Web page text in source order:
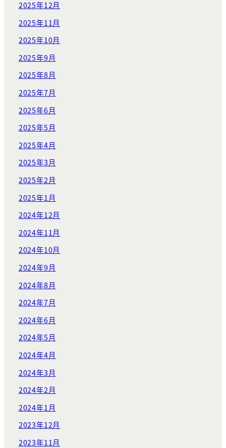
2025年12月
2025年11月
2025年10月
2025年9月
2025年8月
2025年7月
2025年6月
2025年5月
2025年4月
2025年3月
2025年2月
2025年1月
2024年12月
2024年11月
2024年10月
2024年9月
2024年8月
2024年7月
2024年6月
2024年5月
2024年4月
2024年3月
2024年2月
2024年1月
2023年12月
2023年11月